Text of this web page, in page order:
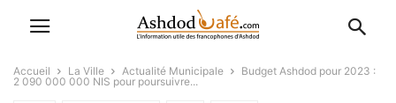
Accueil La Ville Actualité Municipale
Budget Ashdod pour 2023 :
2 090 000 000 NIS pour poursuivre...